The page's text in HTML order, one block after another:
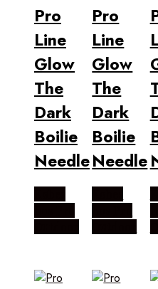
Pro
Line
Glow
The
Dark
Boilie
Needle
Pro
Line
Glow
The
Dark
Boilie
Needle